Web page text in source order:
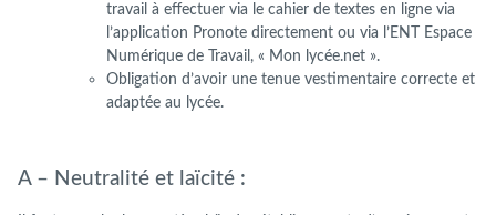
travail à effectuer via le cahier de textes en ligne via
l’application Pronote directement ou via l’ENT Espace
Numérique de Travail, « Mon lycée.net ».
Obligation d’avoir une tenue vestimentaire correcte et
adaptée au lycée.
A – Neutralité et laïcité :